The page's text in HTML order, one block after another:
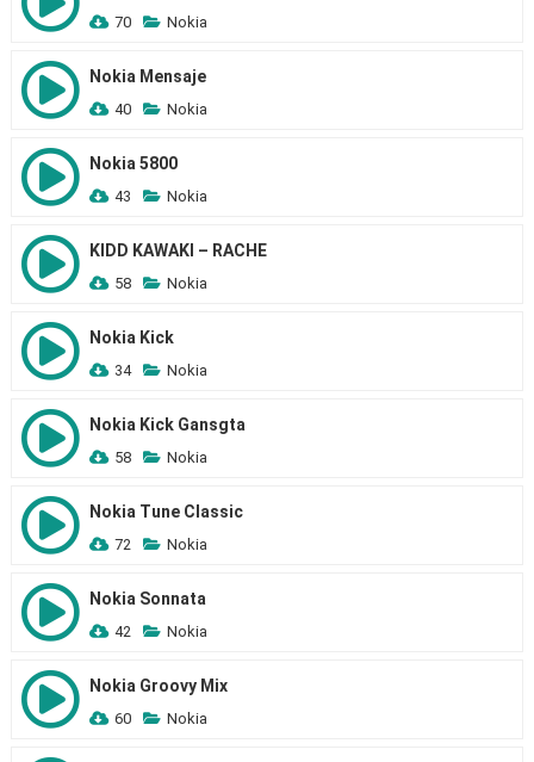
70 Nokia
Nokia Mensaje
40 Nokia
Nokia 5800
43 Nokia
KIDD KAWAKI – RACHE
58 Nokia
Nokia Kick
34 Nokia
Nokia Kick Gansgta
58 Nokia
Nokia Tune Classic
72 Nokia
Nokia Sonnata
42 Nokia
Nokia Groovy Mix
60 Nokia